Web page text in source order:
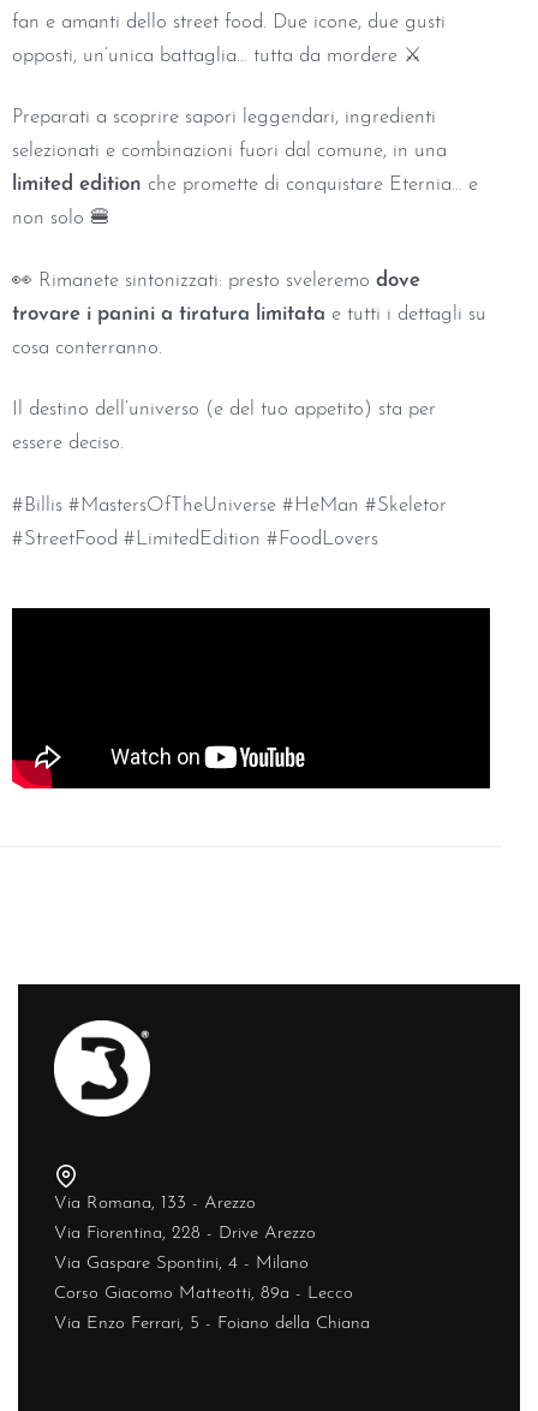
fan e amanti dello street food. Due icone, due gusti
opposti, un’unica battaglia… tutta da mordere ⚔️
Preparati a scoprire sapori leggendari, ingredienti
selezionati e combinazioni fuori dal comune, in una
limited edition che promette di conquistare Eternia… e
non solo 🍔
👀 Rimanete sintonizzati: presto sveleremo dove
trovare i panini a tiratura limitata e tutti i dettagli su
cosa conterranno.
Il destino dell’universo (e del tuo appetito) sta per
essere deciso.
#Billis #MastersOfTheUniverse #HeMan #Skeletor
#StreetFood #LimitedEdition #FoodLovers
Via Romana, 133 - Arezzo
Via Fiorentina, 228 - Drive Arezzo
Via Gaspare Spontini, 4 - Milano
Corso Giacomo Matteotti, 89a - Lecco
Via Enzo Ferrari, 5 - Foiano della Chiana